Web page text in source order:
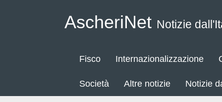
AscheriNet Notizie
Fisco Internazionalizzazione
Società Altre notizie Notizie